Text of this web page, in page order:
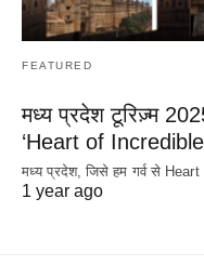
FEATURED
मध्य प्रदेश टूरिज़्म
‘Heart of
मध्य प्रदेश, जिसे हम गर्व से
1 year ago